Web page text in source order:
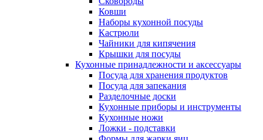
Ковши
Наборы кухонной посуды
Кастрюли
Чайники для кипячения
Крышки для посуды
Кухонные принадлежности и аксессуары
Посуда для хранения продуктов
Посуда для запекания
Разделочные доски
Кухонные приборы и инструменты
Кухонные ножи
Ложки - подставки